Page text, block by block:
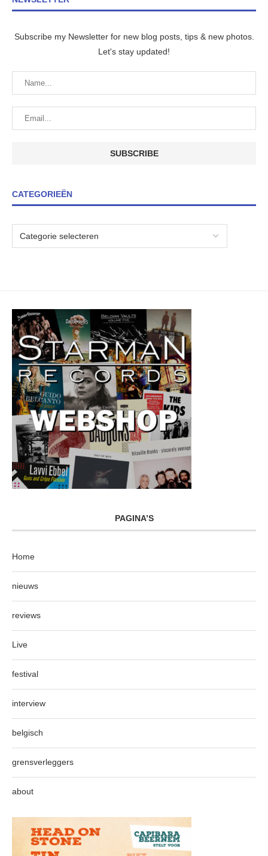
Subscribe my Newsletter for new blog posts, tips & new photos.
Let's stay updated!
CATEGORIEËN
PAGINA’S
Home
nieuws
reviews
Live
festival
interview
belgisch
grensverleggers
about